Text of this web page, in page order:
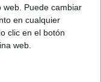
web. Puede cambiar
en cualquier
clic en el botón
web.
en